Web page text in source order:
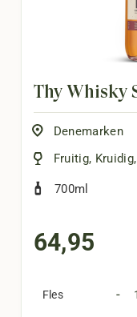
Thy Whisky
Denemarken
Fruitig, Kruidig,
700ml
64,95
Fles -